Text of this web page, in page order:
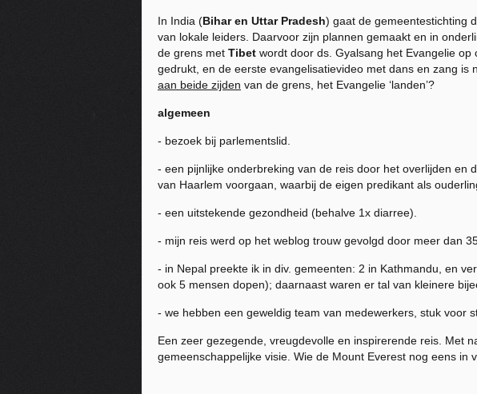
In India (Bihar en Uttar Pradesh) gaat de gemeentestichting
van lokale leiders. Daarvoor zijn plannen gemaakt en in
de grens met Tibet wordt door ds. Gyalsang het Evangelie
gedrukt, en de eerste evangelisatievideo met dans en zang
aan beide zijden van de grens, het Evangelie ‘landen’?
algemeen
- bezoek bij parlementslid.
- een pijnlijke onderbreking van de reis door het overlijden en
van Haarlem voorgaan, waarbij de eigen predikant als
- een uitstekende gezondheid (behalve 1x diarree).
- mijn reis werd op het weblog trouw gevolgd door meer dan
- in Nepal preekte ik in div. gemeenten: 2 in Kathmandu, en
ook 5 mensen dopen); daarnaast waren er tal van kleinere
- we hebben een geweldig team van medewerkers, stuk voor
Een zeer gezegende, vreugdevolle en inspirerende reis. Met
gemeenschappelijke visie. Wie de Mount Everest nog eens in